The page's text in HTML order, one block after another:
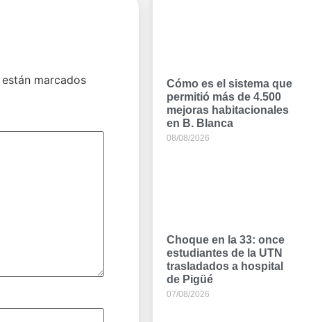
marcados
Cómo es el sistema que
permitió más de 4.500
mejoras habitacionales
en B. Blanca
08/08/2026
Choque en la 33: once
estudiantes de la UTN
trasladados a hospital
de Pigüé
07/08/2026